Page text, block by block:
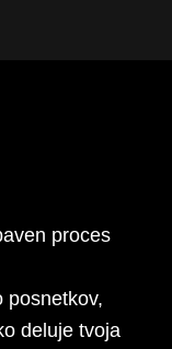
proces
posnetkov,
deluje tvoja